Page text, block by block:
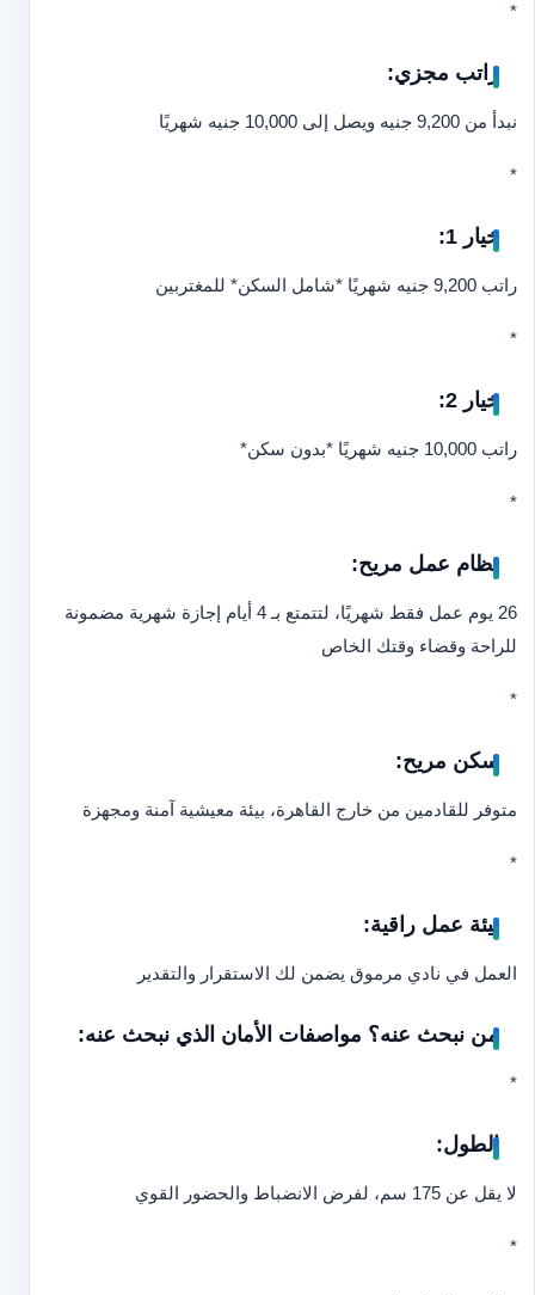
*
راتب مجزي:
نبدأ من 9,200 جنيه ويصل إلى 10,000 جنيه شهريًا
*
خيار 1:
راتب 9,200 جنيه شهريًا *شامل السكن* للمغتربين
*
خيار 2:
راتب 10,000 جنيه شهريًا *بدون سكن*
*
نظام عمل مريح:
26 يوم عمل فقط شهريًا، لتتمتع بـ 4 أيام إجازة شهرية مضمونة
للراحة وقضاء وقتك الخاص
*
سكن مريح:
متوفر للقادمين من خارج القاهرة، بيئة معيشية آمنة ومجهزة
*
بيئة عمل راقية:
العمل في نادي مرموق يضمن لك الاستقرار والتقدير
من نبحث عنه؟ مواصفات الأمان الذي نبحث عنه:
*
الطول:
لا يقل عن 175 سم، لفرض الانضباط والحضور القوي
*